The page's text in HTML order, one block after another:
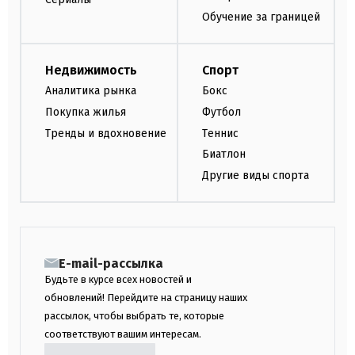
Обучение за границей
Недвижимость
Аналитика рынка
Покупка жилья
Тренды и вдохновение
Спорт
Бокс
Футбол
Теннис
Биатлон
Другие виды спорта
E-mail-рассылка
Будьте в курсе всех новостей и
обновлений! Перейдите на страницу наших
рассылок, чтобы выбрать те, которые
соответствуют вашим интересам.